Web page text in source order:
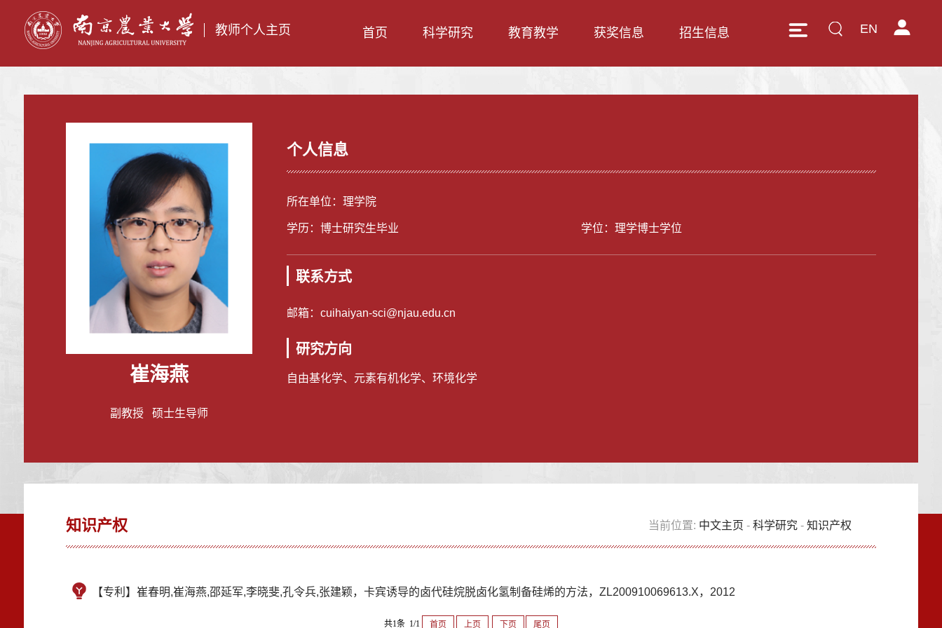
教师个人主页 EN
首页 科学研究 教育教学 获奖信息 招生信息
崔海燕
副教授 硕士生导师
个人信息
所在单位：理学院
学历：博士研究生毕业 学位：理学博士学位
联系方式
邮箱： cuihaiyan-sci@njau.edu.cn
研究方向
自由基化学、元素有机化学、环境化学
知识产权 当前位置: 中文主页 -科学研究 -知识产权
【专利】崔春明,崔海燕,邵延军,李晓斐,孔令兵,张建颖，卡宾诱导的卤代硅烷脱卤化氢制备硅烯的方法，ZL200910069613.X，2012
共1条 1/1 首页 上页 下页 尾页